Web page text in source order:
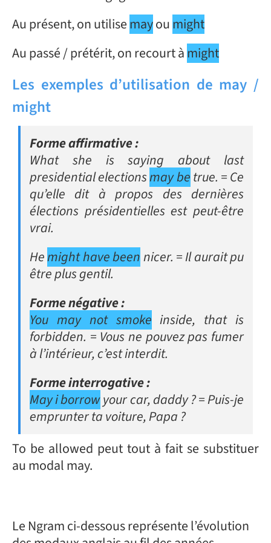
Au présent, on utilisemayoumight
Au passé / prétérit, on recourt àmight
Les exemples d’utilisation de may /
might
Forme affirmative :
What she is saying about last
presidential electionsmay betrue. = Ce
qu’elle dit à propos des dernières
élections présidentielles est peut-être
vrai.
Hemight have beennicer. = Il aurait pu
être plus gentil.
Forme négative :
You may not smoke inside, that is
forbidden. = Vous ne pouvez pas fumer
à l’intérieur, c’est interdit.
Forme interrogative :
May i borrowyour car, daddy ?= Puis-je
emprunter ta voiture, Papa ?
To be allowed peut tout à fait se substituer
au modal may.
Le Ngram ci-dessous représente l’évolution